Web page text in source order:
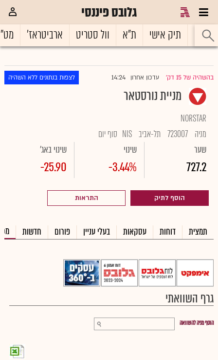
גלובס פיננסי
ראשי תיק אישי ת"א וול סטריט ארביטראז'
בהשהיה של 15 דק' עדכון אחרון 14:24 לצפות בנתונים ללא השהיה
מניית נורסטאר
NORSTAR
מניה 723007 תל-אביב NIS סוף יום
שער
727.2
שינוי
-3.44%
שינוי באג'
-25.90
הוסף לתיק התראות
תמצית דוחות עסקאות בעלי עניין פורום חדשות
גרף השוואתי
הוסף מניה להשוואה